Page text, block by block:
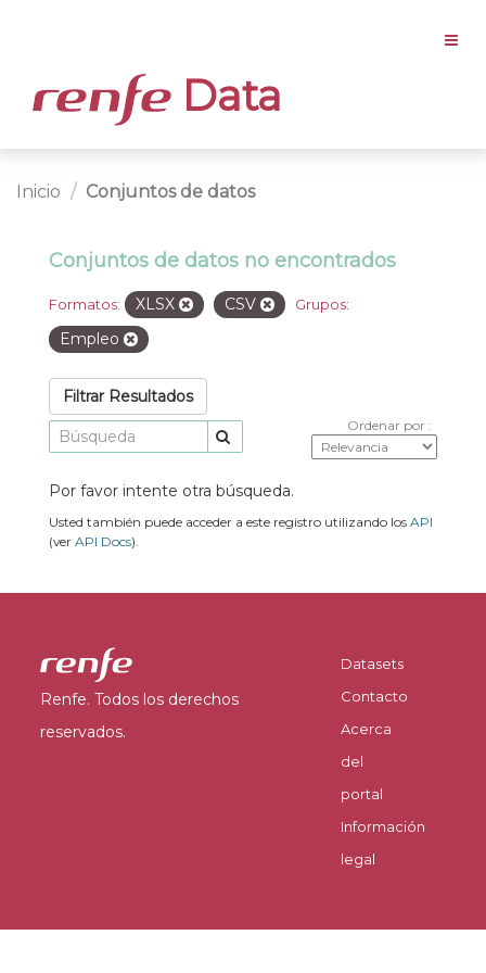
Data
Inicio Conjuntos de datos
Conjuntos de datos no encontrados
Formatos: XLSX CSV Grupos:
Empleo
Filtrar Resultados
Ordenar por
Por favor intente otra búsqueda.
Usted también puede acceder a este registro utilizando los API
(ver API Docs).
Renfe. Todos los derechos
reservados.
Datasets
Contacto
Acerca
del
portal
Información
legal